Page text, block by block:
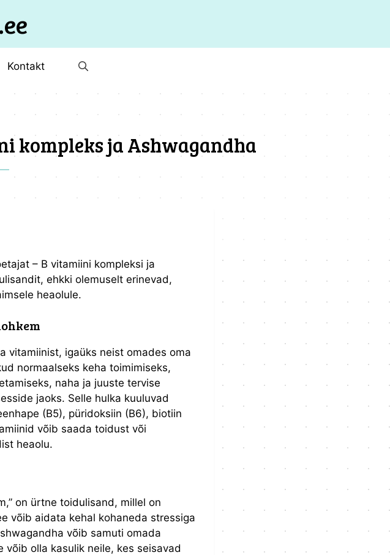
Kontakt
kompleks ja Ashwagandha
– B vitamiini kompleksi ja
ehkki olemuselt erinevad,
heaolule.
vitamiinist, igaüks neist omades oma
normaalseks keha toimimiseks,
naha ja juuste tervise
jaoks. Selle hulka kuuluvad
(B5), püridoksiin (B6), biotiin
võib saada toidust või
heaolu.
on ürtne toidulisand, millel on
võib aidata kehal kohaneda stressiga
võib samuti omada
olla kasulik neile, kes seisavad